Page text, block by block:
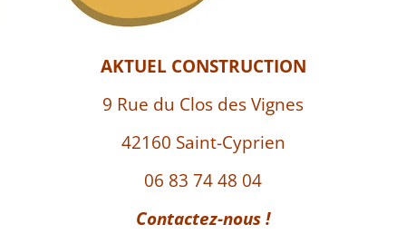
AKTUEL CONSTRUCTION
9 Rue du Clos des Vignes
42160 Saint-Cyprien
06 83 74 48 04
Contactez-nous !